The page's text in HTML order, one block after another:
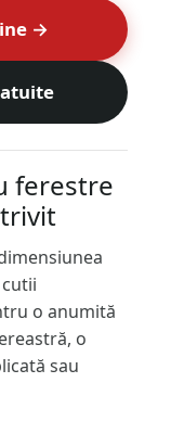
→
ferestre
o anumită
o
sau